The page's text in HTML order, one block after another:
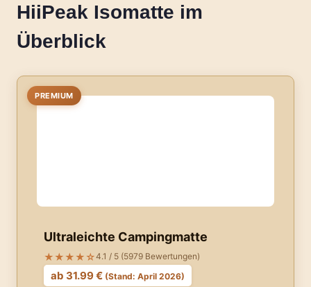
HiiPeak Isomatte im
Überblick
PREMIUM
Ultraleichte Campingmatte
★★★★☆4.1 / 5 (5979 Bewertungen)
ab 31.99 € (Stand: April 2026)